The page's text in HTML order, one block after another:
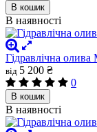
В кошик
В наявності
Гідравлічна
від 5 200 ₴
0
В кошик
В наявності